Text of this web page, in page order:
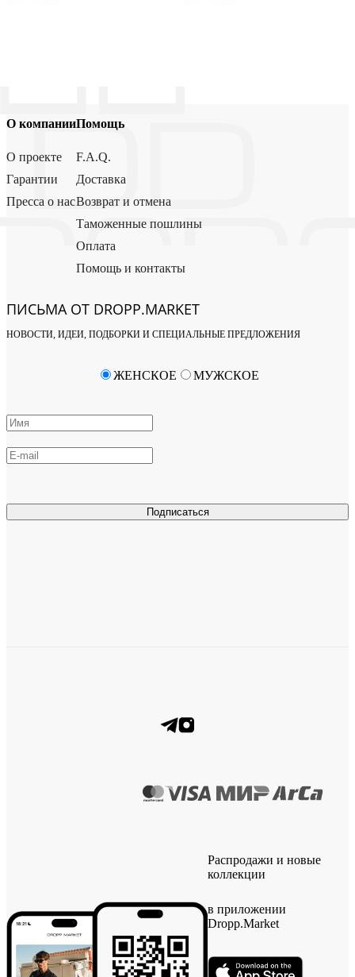
О компании
О проекте
Гарантии
Пресса о нас
Помощь
F.A.Q.
Доставка
Возврат и отмена
Таможенные пошлины
Оплата
Помощь и контакты
ПИСЬМА ОТ DROPP.MARKET
НОВОСТИ, ИДЕИ, ПОДБОРКИ И СПЕЦИАЛЬНЫЕ ПРЕДЛОЖЕНИЯ
Подписаться
ЖЕНСКОЕ МУЖСКОЕ
Распродажи и новые
коллекции
в приложении
Dropp.Market